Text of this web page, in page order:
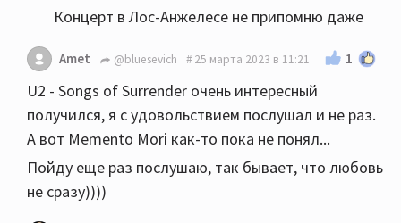
Концерт в Лос-Анжелесе не припомню даже
Amet @bluesevich 25 марта 2023 в 11:21 1
U2 - Songs of Surrender очень интересный
получился, я с удовольствием послушал и не раз.
А вот Memento Mori как-то пока не понял...
Пойду еще раз послушаю, так бывает, что любовь
не сразу))))